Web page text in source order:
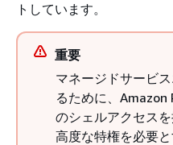
トしています。
重要
マネージドサービ
るために、Amazon
のシェルアクセス
高度な特権を必要